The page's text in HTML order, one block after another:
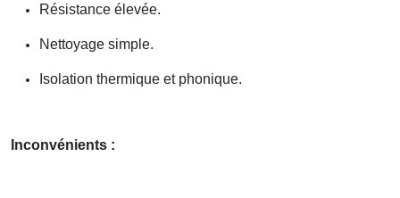
Résistance élevée.
Nettoyage simple.
Isolation thermique et phonique.
Inconvénients :